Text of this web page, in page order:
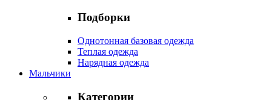
Подборки
Однотонная базовая одежда
Теплая одежда
Нарядная одежда
Мальчики
Категории